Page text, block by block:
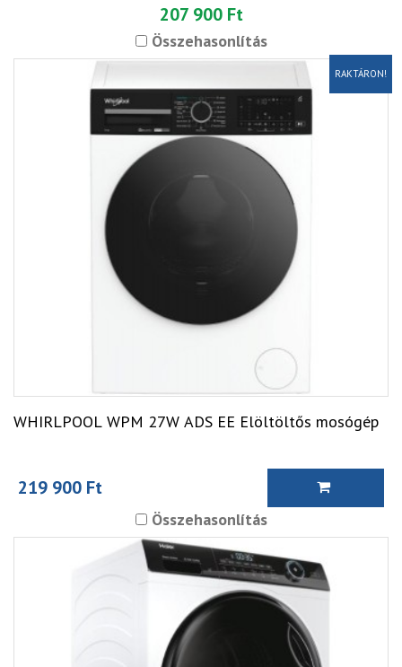
207 900 Ft
Összehasonlítás
RAKTÁRON!
WHIRLPOOL WPM 27W ADS EE Elöltöltős mosógép
219 900 Ft
Összehasonlítás